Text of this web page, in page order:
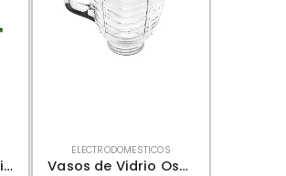
Dinosaurio – Mochila
ELECTRODOMESTICOS
Vasos de Vidrio Oster generico